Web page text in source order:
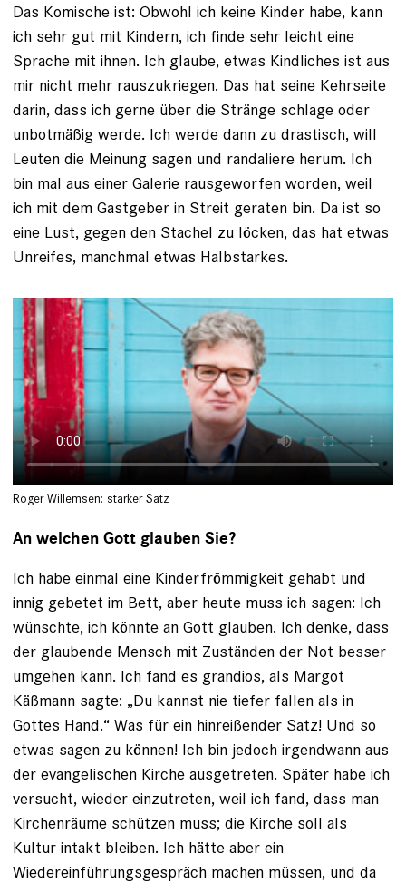
Das Komische ist: Obwohl ich keine Kinder habe, kann
ich sehr gut mit Kindern, ich finde sehr leicht eine
Sprache mit ihnen. Ich glaube, etwas Kindliches ist aus
mir nicht mehr rauszukriegen. Das hat seine Kehrseite
darin, dass ich gerne über die Stränge schlage oder
unbotmäßig werde. Ich werde dann zu drastisch, will
Leuten die Meinung sagen und randaliere herum. Ich
bin mal aus einer Galerie rausgeworfen worden, weil
ich mit dem Gastgeber in Streit geraten bin. Da ist so
eine Lust, gegen den Stachel zu ­löcken, das hat etwas
Unreifes, manchmal etwas Halbstarkes.
Roger Willemsen: starker Satz
An welchen Gott glauben Sie?
Ich habe einmal eine Kinderfrömmigkeit gehabt und
innig ge­betet im Bett, aber heute muss ich sagen: Ich
wünschte, ich könnte an Gott glauben. Ich denke, dass
der glaubende Mensch mit Zuständen der Not besser
umgehen kann. Ich fand es grandios, als Margot
Käßmann sagte: „Du kannst nie tiefer fallen als in
Gottes Hand.“ Was für ein hinreißender Satz! Und so
etwas sagen zu können! Ich bin jedoch irgendwann aus
der evangelischen Kirche ausgetreten. Später habe ich
versucht, wieder einzutreten, weil ich fand, dass man
Kirchenräume schützen muss; die Kirche soll als
Kultur intakt bleiben. Ich hätte aber ein
Wiedereinführungsgespräch machen müssen, und da